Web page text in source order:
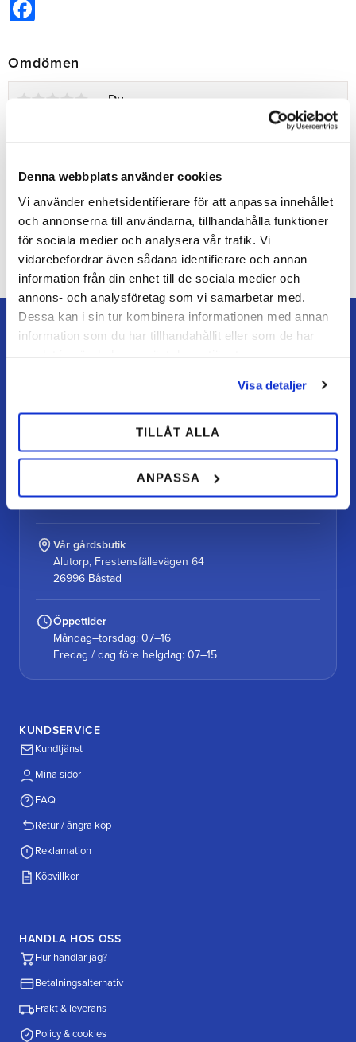
Denna webbplats använder cookies
Vi använder enhetsidentifierare för att anpassa innehållet
och annonserna till användarna, tillhandahålla funktioner
för sociala medier och analysera vår trafik. Vi
vidarebefordrar även sådana identifierare och annan
information från din enhet till de sociala medier och
annons- och analysföretag som vi samarbetar med.
Dessa kan i sin tur kombinera informationen med annan
information som du har tillhandahållit eller som de har
Visa detaljer
TILLÅT ALLA
ANPASSA
Omdömen
Du
Bli den första att lämna ett omdöme.
leverans och personlig service.
kundtjanst@teamalutorp.se
0727-434 434
Vår gårdsbutik
Alutorp, Frestensfällevägen 64
26996 Båstad
Öppettider
Måndag–torsdag: 07–16
Fredag / dag före helgdag: 07–15
KUNDSERVICE
Kundtjänst
Mina sidor
FAQ
Retur / ångra köp
Reklamation
Köpvillkor
HANDLA HOS OSS
Hur handlar jag?
Betalningsalternativ
Frakt & leverans
Policy & cookies